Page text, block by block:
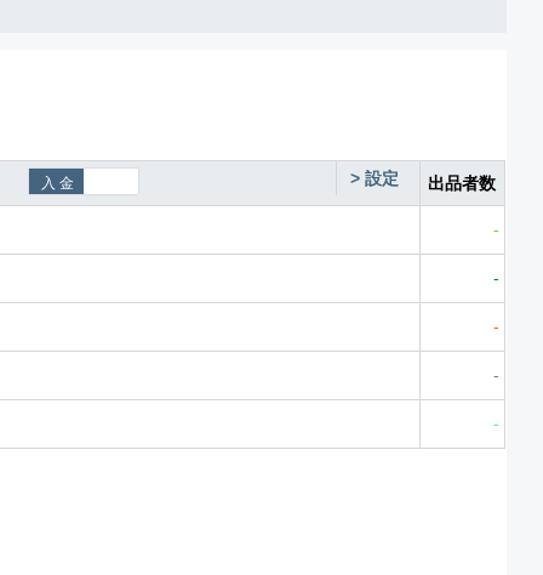
> 設定 出品者数
-
-
-
-
-